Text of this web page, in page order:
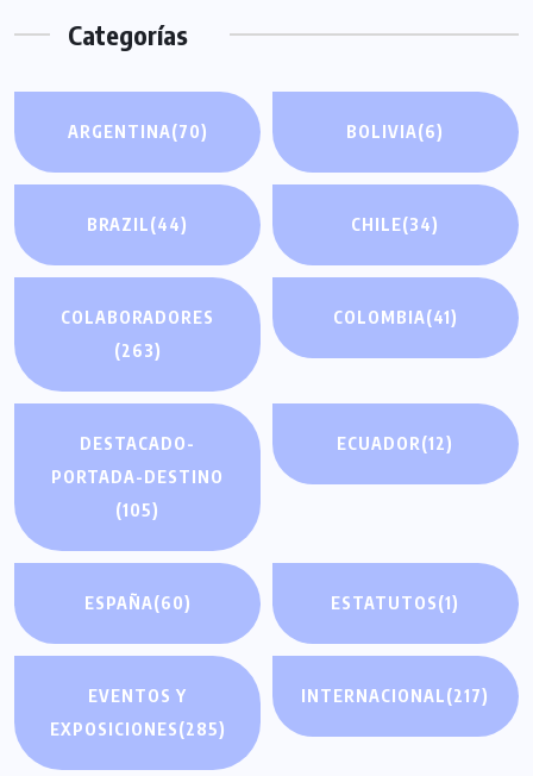
Categorías
ARGENTINA(70) BOLIVIA(6)
BRAZIL(44) CHILE(34)
COLABORADORES
(263)
COLOMBIA(41)
DESTACADO-
PORTADA-DESTINO
(105)
ECUADOR(12)
ESPAÑA(60) ESTATUTOS(1)
EVENTOS Y
EXPOSICIONES(285)
INTERNACIONAL(217)